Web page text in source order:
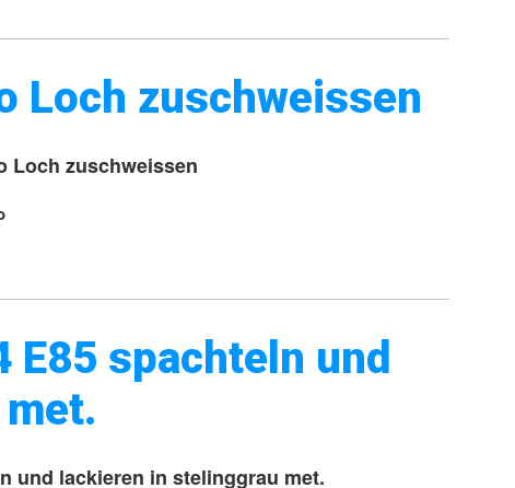
Loch zuschweissen
Loch zuschweissen
spachteln und
und lackieren in stelinggrau met.